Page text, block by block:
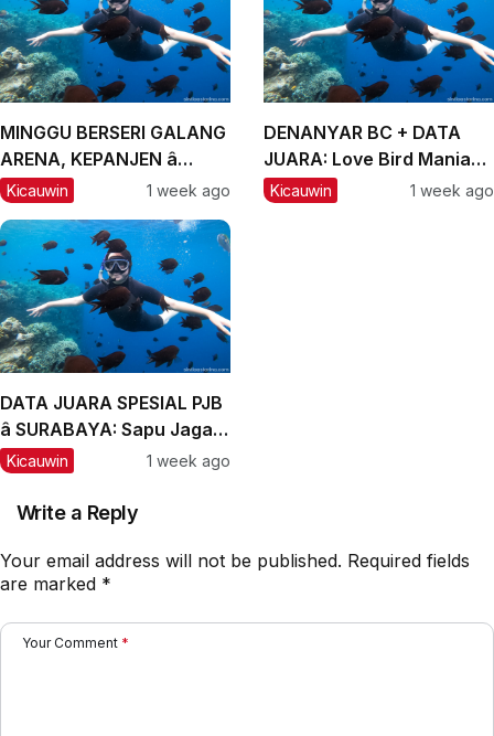
MINGGU BERSERI GALANG
ARENA, KEPANJEN â
MALANG, #2: CH Lexus
Winner, Messi Naik
Peringkat
Kicauwin 1 week ago
DENANYAR BC + DATA
JUARA: Love Bird Mania
Incar Piala Mandor
Kicauwin 1 week ago
DATA JUARA SPESIAL PJB
â SURABAYA: Sapu Jagad
Nyaris Meraih Hatrik
Kicauwin 1 week ago
Write a Reply
Your email address will not be published. Required fields
are marked *
Your Comment *